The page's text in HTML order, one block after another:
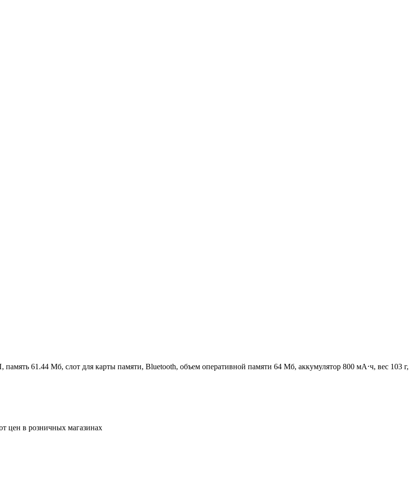
61.44 Мб, слот для карты памяти, Bluetooth, объем оперативной памяти 64 Мб, аккумулятор 800 мА⋅ч, вес 103 г,
цен в розничных магазинах